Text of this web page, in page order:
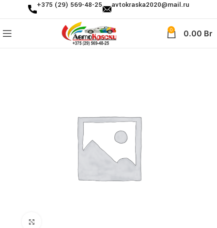
+375 (29) 569-48-25 avtokraska2020@mail.ru
0 0.00 Br